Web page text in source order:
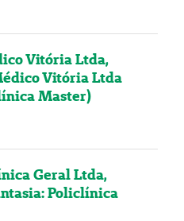
Vitória Ltda,
Vitória Ltda
Master)
Geral Ltda,
Policlínica